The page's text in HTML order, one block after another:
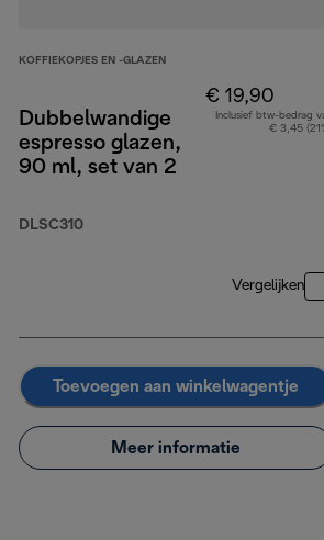
KOFFIEKOPJES EN -GLAZEN
Dubbelwandige
espresso glazen,
90 ml, set van 2
DLSC310
€ 19,90
Inclusief btw-bedrag
€ 3,45
Vergelijken
Toevoegen aan winkelwagentje
Meer informatie